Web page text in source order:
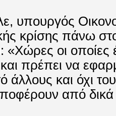
υπουργός
κρίσης πάνω
«Xώρες οι
πρέπει να
άλλους και όχι
από δικά